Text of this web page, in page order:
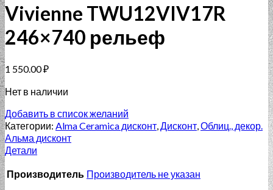
Vivienne TWU12VIV17R
246×740 рельеф
1 550.00₽
Нет в наличии
Добавить в список желаний
Категории: Alma Ceramica дисконт,Дисконт,Облиц., декор.
Альма дисконт
Детали
Производитель Производитель не указан